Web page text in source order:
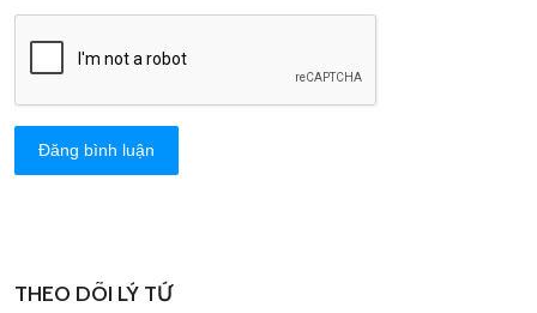
Đăng bình luận
THEO DÕI LÝ TỨ